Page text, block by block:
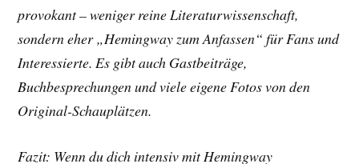
provokant – weniger reine Literaturwissenschaft,
sondern eher „Hemingway zum Anfassen“ für Fans und
Interessierte. Es gibt auch Gastbeiträge,
Buchbesprechungen und viele eigene Fotos von den
Original-Schauplätzen.
Fazit: Wenn du dich intensiv mit Hemingway